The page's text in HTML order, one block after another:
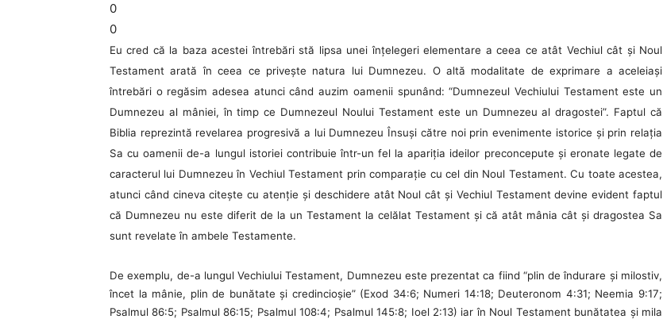
0
0
Eu cred că la baza acestei întrebări stă lipsa unei înţelegeri elementare a ceea ce atât Vechiul cât şi Noul
Testament arată în ceea ce priveşte natura lui Dumnezeu. O altă modalitate de exprimare a aceleiaşi
întrebări o regăsim adesea atunci când auzim oamenii spunând: “Dumnezeul Vechiului Testament este un
Dumnezeu al mâniei, în timp ce Dumnezeul Noului Testament este un Dumnezeu al dragostei”. Faptul că
Biblia reprezintă revelarea progresivă a lui Dumnezeu Însuşi către noi prin evenimente istorice şi prin relaţia
Sa cu oamenii de-a lungul istoriei contribuie într-un fel la apariţia ideilor preconcepute şi eronate legate de
caracterul lui Dumnezeu în Vechiul Testament prin comparaţie cu cel din Noul Testament. Cu toate acestea,
atunci când cineva citeşte cu atenţie şi deschidere atât Noul cât şi Vechiul Testament devine evident faptul
că Dumnezeu nu este diferit de la un Testament la celălat Testament şi că atât mânia cât şi dragostea Sa
sunt revelate în ambele Testamente.
De exemplu, de-a lungul Vechiului Testament, Dumnezeu este prezentat ca fiind “plin de îndurare şi milostiv,
încet la mânie, plin de bunătate şi credincioşie” (Exod 34:6; Numeri 14:18; Deuteronom 4:31; Neemia 9:17;
Psalmul 86:5; Psalmul 86:15; Psalmul 108:4; Psalmul 145:8; Ioel 2:13) iar în Noul Testament bunătatea şi mila